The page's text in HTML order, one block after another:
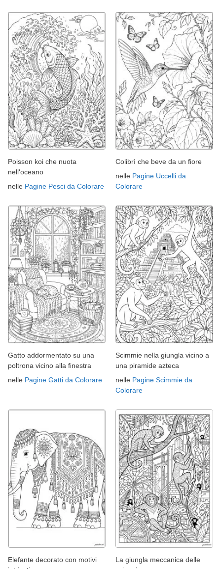
Poisson koi che nuota
nell'oceano
nelle Pagine Pesci da Colorare
Colibrì che beve da un fiore
nelle Pagine Uccelli da
Colorare
Gatto addormentato su una
poltrona vicino alla finestra
nelle Pagine Gatti da Colorare
Scimmie nella giungla vicino a
una piramide azteca
nelle Pagine Scimmie da
Colorare
Elefante decorato con motivi
La giungla meccanica delle